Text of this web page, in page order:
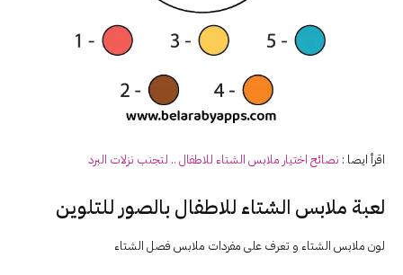
اقرأ ايصا : نصائح اختيار ملابس الشتاء للاطفال .. لتجنب نزلات البرد
لعبة ملابس الشتاء للاطفال بالصور للتلوين
لون ملابس الشتاء و تعرف على مفردات ملابس فصل الشتاء